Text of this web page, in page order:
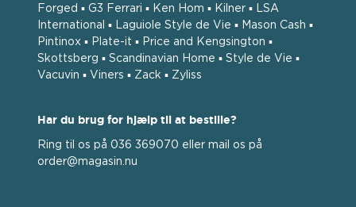
Forged ▪ G3 Ferrari ▪ Ken Hom ▪ Kilner ▪ LSA
International ▪ Laguiole Style de Vie ▪ Mason Cash ▪
Pintinox ▪ Plate-it ▪ Price and Kengsington ▪
Skottsberg ▪ Scandinavian Home ▪ Style de Vie ▪
Vacuvin ▪ Viners ▪ Zack ▪ Zyliss
Har du brug for hjælp til at bestille?
Ring til os på 036 369070 eller mail os på
order@magasin.nu